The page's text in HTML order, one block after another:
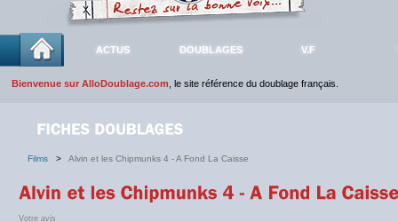
ACTUS DOUBLAGES V.F
Bienvenue sur AlloDoublage.com , le site référence du doublage français.
Films > Alvin et les Chipmunks 4 - A Fond La Caisse
Votre avis